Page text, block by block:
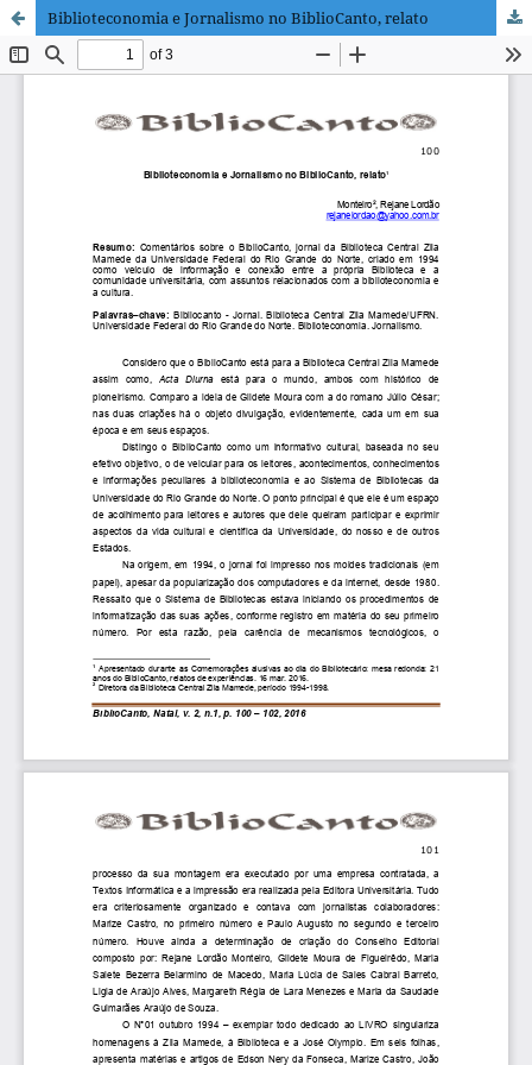
Biblioteconomia e Jornalismo no BiblioCanto, relato